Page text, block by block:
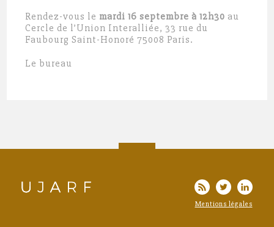
Rendez-vous le mardi 16 septembre à 12h30 au
Cercle de l’Union Interalliée, 33 rue du
Faubourg Saint-Honoré 75008 Paris.
Le bureau
Mentions légales